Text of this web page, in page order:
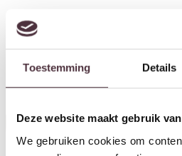
Toestemming Details
Deze website maakt gebruik
We gebruiken cookies om
Aanbieding!